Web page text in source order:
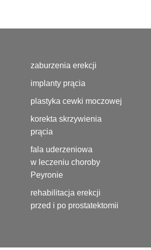
zaburzenia erekcji
implanty prącia
plastyka cewki moczowej
korekta skrzywienia
prącia
fala uderzeniowa
w leczeniu choroby
Peyronie
rehabilitacja erekcji
przed i po prostatektomii